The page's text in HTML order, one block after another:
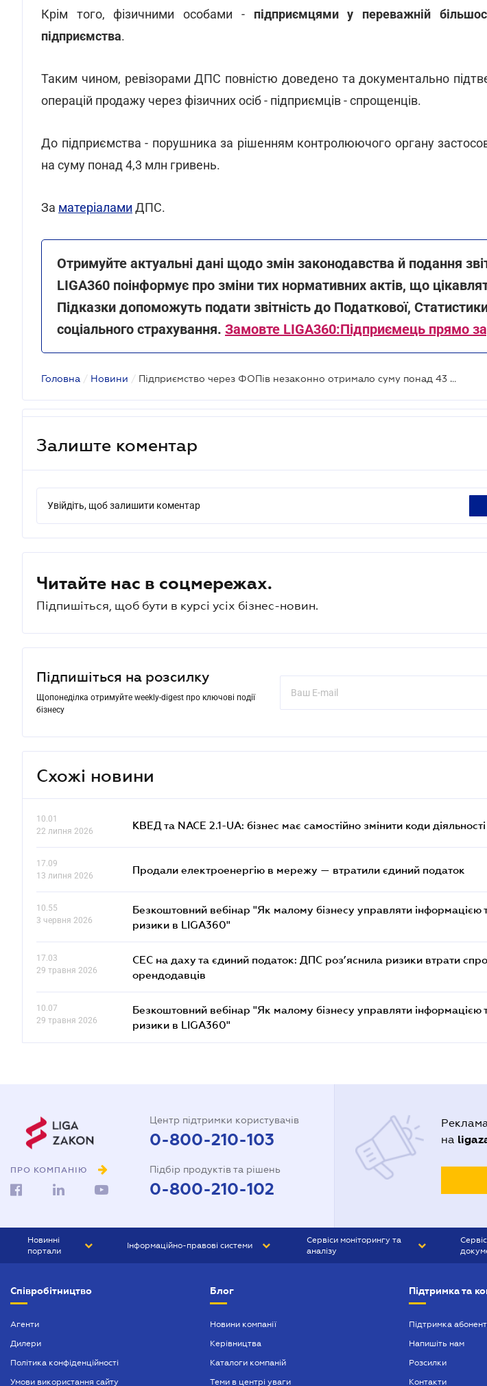
Крім того, фізичними особами - підприємцями у переважній
підприємства.
Таким чином, ревізорами ДПС повністю доведено та документально
операцій продажу через фізичних осіб - підприємців - спрощенців.
До підприємства - порушника за рішенням контролюючого органу
на суму понад 4,3 млн гривень.
За матеріалами ДПС.
Отримуйте актуальні дані щодо змін законодавства й подання
LIGA360 поінформує про зміни тих нормативних актів, що
Підказки допоможуть подати звітність до Податкової,
соціального страхування. Замовте LIGA360:Підприємець прямо
Головна / Новини / Підприємство через ФОПів незаконно отримало суму понад 43 млн грн: податкова підтвердила фіктивність операцій
Залиште коментар
Увійдіть, щоб залишити коментар
Читайте нас в соцмережах.
Підпишіться, щоб бути в курсі усіх бізнес-новин.
Підпишіться на розсилку
Щопонеділка отримуйте weekly-digest про ключові події
бізнесу
Схожі новини
10.01
22 липня 2026
КВЕД та NACE 2.1-UA: бізнес має самостійно змінити коди діяльності
17.09
13 липня 2026
Продали електроенергію в мережу — втратили єдиний податок
10.55
3 червня 2026
Безкоштовний вебінар "Як малому бізнесу управляти інформацією
ризики в LIGA360"
17.03
29 травня 2026
СЕС на даху та єдиний податок: ДПС роз’яснила ризики втрати
орендодавців
10.07
29 травня 2026
Безкоштовний вебінар "Як малому бізнесу управляти інформацією
ризики в LIGA360"
ПРО КОМПАНІЮ
Центр підтримки користувачів
0-800-210-103
Підбір продуктів та рішень
0-800-210-102
на
Новинні
портали
БІЗНЕС
Інформаційно-правові системи
БУХГАЛТЕР ПРОФ
Сервіси моніторингу та
аналізу
Співробітництво
Агенти
Дилери
Політика конфіденційності
Умови використання сайту
Блог
Новини компанії
Керівництва
Каталоги компаній
Теми в центрі уваги
Підтримка та
Підтримка
Напишіть нам
Розсилки
Контакти